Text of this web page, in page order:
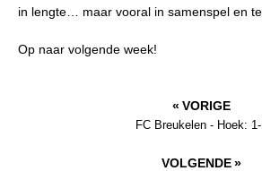
in lengte… maar vooral in samenspel en
Op naar volgende week!
« VORIGE
FC Breukelen - Hoek: 1-
VOLGENDE »